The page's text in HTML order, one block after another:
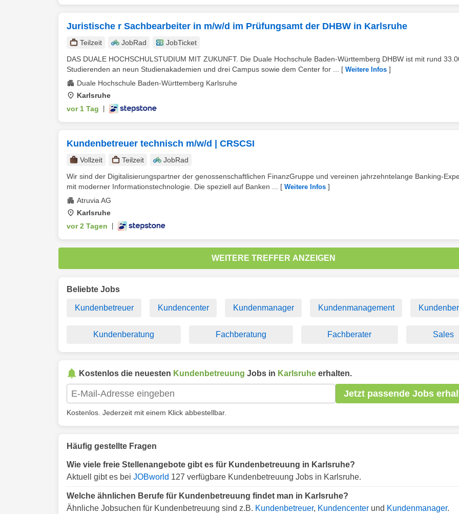
Juristische r Sachbearbeiter in m/w/d im Prüfungsamt der DHBW in Karlsruhe
Teilzeit JobRad
JobTicket
DAS DUALE HOCHSCHULSTUDIUM MIT ZUKUNFT. Die Duale Hochschule Baden-Württemberg DHBW ist mit rund
Studierenden an neun Studienakademien und drei Campus sowie dem Center for ...
[ Weitere Infos ]
Duale Hochschule Baden-Württemberg Karlsruhe
Karlsruhe
vor 1 Tag
Kundenbetreuer technisch m/w/d | CRSCSI
Vollzeit Teilzeit
JobRad
Wir sind der Digitalisierungspartner der genossenschaftlichen FinanzGruppe und vereinen jahrzehntelange Banking-
mit moderner Informationstechnologie. Die speziell auf Banken ...
[ Weitere Infos ]
Atruvia AG
Karlsruhe
vor 2 Tagen
WEITERE TREFFER ANZEIGEN
Beliebte Jobs
Kundenbetreuer Kundencenter Kundenmanager Kundenmanagement
Kundenberatung Fachberatung Fachberater Sales
Kostenlos die neuesten Kundenbetreuung Jobs in Karlsruhe erhalten.
Jetzt passende Jobs
Kostenlos. Jederzeit mit einem Klick abbestellbar.
Häufig gestellte Fragen
Wie viele freie Stellenangebote gibt es für Kundenbetreuung in Karlsruhe?
Aktuell gibt es bei JOBworld 127 verfügbare Kundenbetreuung Jobs in Karlsruhe.
Welche ähnlichen Berufe für Kundenbetreuung findet man in Karlsruhe?
Ähnliche Jobsuchen für Kundenbetreuung sind z.B. Kundenbetreuer, Kundencenter und Kundenmanager.